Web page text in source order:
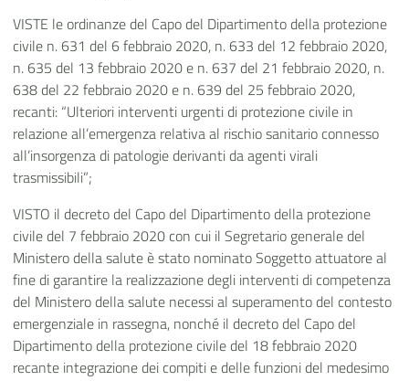
VISTE le ordinanze del Capo del Dipartimento della protezione
civile n. 631 del 6 febbraio 2020, n. 633 del 12 febbraio 2020,
n. 635 del 13 febbraio 2020 e n. 637 del 21 febbraio 2020, n.
638 del 22 febbraio 2020 e n. 639 del 25 febbraio 2020,
recanti: “Ulteriori interventi urgenti di protezione civile in
relazione all’emergenza relativa al rischio sanitario connesso
all’insorgenza di patologie derivanti da agenti virali
trasmissibili”;
VISTO il decreto del Capo del Dipartimento della protezione
civile del 7 febbraio 2020 con cui il Segretario generale del
Ministero della salute è stato nominato Soggetto attuatore al
fine di garantire la realizzazione degli interventi di competenza
del Ministero della salute necessi al superamento del contesto
emergenziale in rassegna, nonché il decreto del Capo del
Dipartimento della protezione civile del 18 febbraio 2020
recante integrazione dei compiti e delle funzioni del medesimo